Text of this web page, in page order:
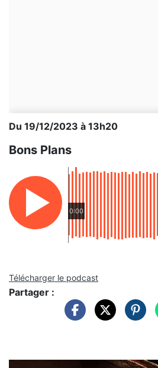
Du 19/12/2023 à 13h20
Bons Plans
0:00
Télécharger le podcast
Partager :